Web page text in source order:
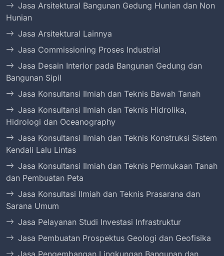
Jasa Arsitektural Bangunan Gedung Hunian dan Non
Hunian
Jasa Arsitektural Lainnya
Jasa Commissioning Proses Industrial
Jasa Desain Interior pada Bangunan Gedung dan
Bangunan Sipil
Jasa Konsultansi Ilmiah dan Teknis Bawah Tanah
Jasa Konsultansi Ilmiah dan Teknis Hidrolika,
Hidrologi dan Oceanography
Jasa Konsultansi Ilmiah dan Teknis Konstruksi Sistem
Kendali Lalu Lintas
Jasa Konsultansi Ilmiah dan Teknis Permukaan Tanah
dan Pembuatan Peta
Jasa Konsultasi Ilmiah dan Teknis Prasarana dan
Sarana Umum
Jasa Pelayanan Studi Investasi Infrastruktur
Jasa Pembuatan Prospektus Geologi dan Geofisika